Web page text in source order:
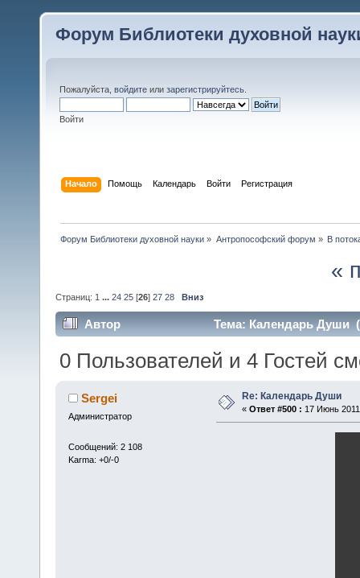
Форум Библиотеки духовной
Пожалуйста, войдите или зарегистрируйтесь
Войти
Начало Помощь Календарь Войти Регистрация
Форум Библиотеки духовной науки » Антропософский форум » В
«
Страниц: 1 ... 24 25 [26] 27 28 Вниз
Автор Тема: Календарь Души
0 Пользователей и 4 Гостей
Sergei
Администратор
Сообщений: 2 108
Karma: +0/-0
Re: Календарь Души
« Ответ #500 : 17 Июнь